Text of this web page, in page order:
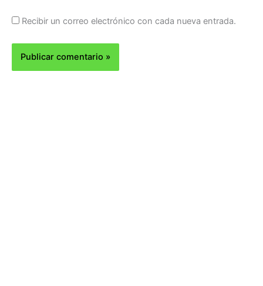
Recibir un correo electrónico con cada nueva entrada.